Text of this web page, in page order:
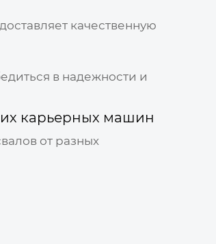
качественную
в надежности и
карьерных машин
от разных